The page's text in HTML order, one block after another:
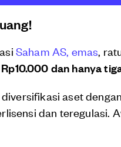
Saham AS, emas ,
Rp10.000 dan hanya
aset
dan teregulasi.